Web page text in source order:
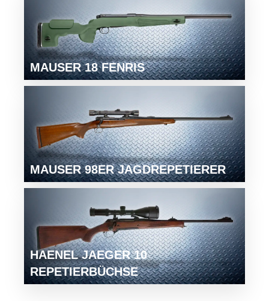
MAUSER 18 FENRIS
MAUSER 98ER JAGDREPETIERER
HAENEL JAEGER 10
REPETIERBÜCHSE